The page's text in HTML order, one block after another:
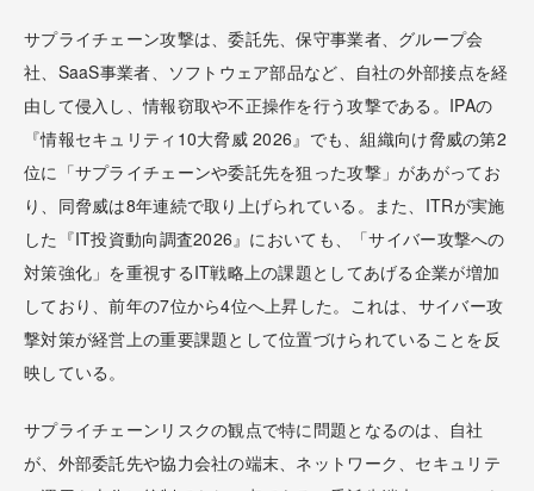
サプライチェーン攻撃は、委託先、保守事業者、グループ会
社、SaaS事業者、ソフトウェア部品など、自社の外部接点を経
由して侵入し、情報窃取や不正操作を行う攻撃である。IPAの
『情報セキュリティ10大脅威 2026』でも、組織向け脅威の第2
位に「サプライチェーンや委託先を狙った攻撃」があがってお
り、同脅威は8年連続で取り上げられている。また、ITRが実施
した『IT投資動向調査2026』においても、「サイバー攻撃への
対策強化」を重視するIT戦略上の課題としてあげる企業が増加
しており、前年の7位から4位へ上昇した。これは、サイバー攻
撃対策が経営上の重要課題として位置づけられていることを反
映している。
サプライチェーンリスクの観点で特に問題となるのは、自社
が、外部委託先や協力会社の端末、ネットワーク、セキュリテ